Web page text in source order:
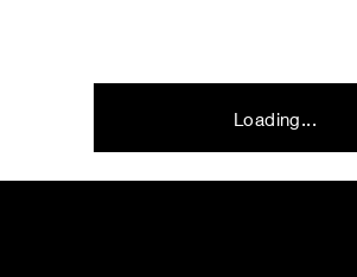
Loading...